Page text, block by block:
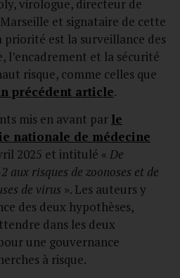
virologue, directeur de
et signataire de cette
priorité est la surveillance des
l’encadrement et la sécurité
risque, comme celles que
précédent article.
mis en avant par le
nationale de médecine
2025 et intitulé « De
aux risques de zoonoses et de
de virus ». Les auteurs y
des deux hypothèses,
dans les deux
une gouvernance
à risque.